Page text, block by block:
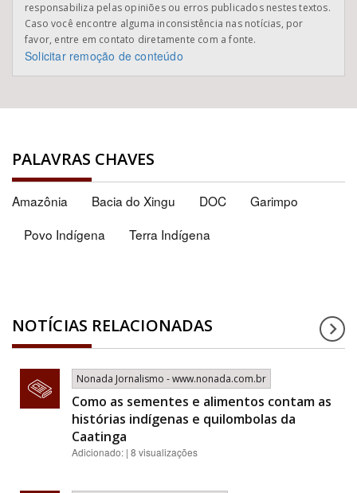
responsabiliza pelas opiniões ou erros publicados nestes textos.
Caso você encontre alguma inconsistência nas notícias, por
favor, entre em contato diretamente com a fonte.
Solicitar remoção de conteúdo
PALAVRAS CHAVES
Amazônia Bacia do Xingu DOC
Garimpo
Povo Indígena
Terra Indígena
NOTÍCIAS RELACIONADAS
Nonada Jornalismo - www.nonada.com.br
Como as sementes e alimentos contam as
histórias indígenas e quilombolas da
Caatinga
Adicionado: | 8 visualizações